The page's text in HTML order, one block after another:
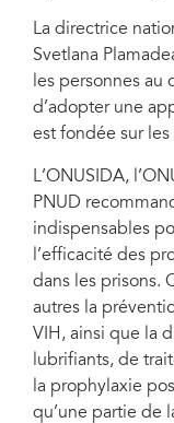
La directrice
Svetlana
les personnes au
d’adopter une
est fondée sur
L’ONUSIDA,
PNUD
indispensables
l’efficacité des
dans les prisons.
autres la
VIH, ainsi que la
lubrifiants, de
la prophylaxie
qu’une partie de